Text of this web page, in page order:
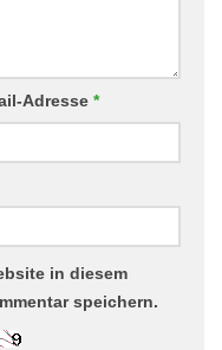
Adresse *
in diesem
speichern.